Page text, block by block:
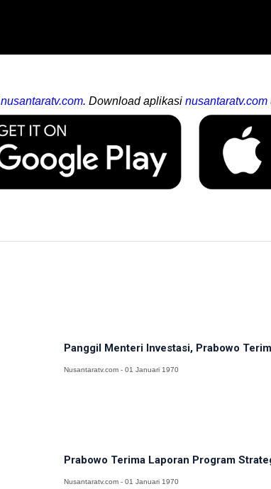
nusantaratv.com. Download aplikasi nusantaratv.com
Panggil Menteri Investasi, Prabowo
Nusantaratv.com - 01 Januari 1970
Prabowo Terima Laporan Program
Nusantaratv.com - 01 Januari 1970